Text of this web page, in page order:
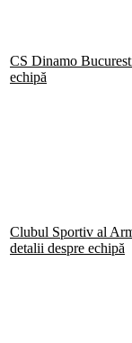
CS Dinamo
echipă
Clubul Sportiv al
detalii despre echipă